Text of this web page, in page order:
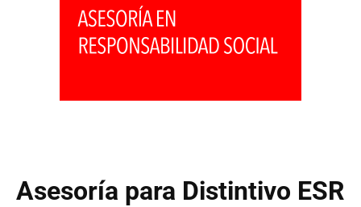
Asesoría para Distintivo ESR